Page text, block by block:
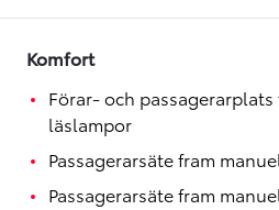
Komfort
Förar- och passagerarplats
läslampor
Passagerarsäte fram
Passagerarsäte fram